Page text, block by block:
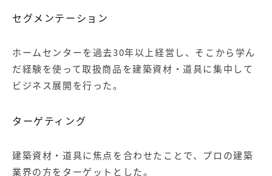
セグメンテーション
ホームセンターを過去30年以上経営し、そこから学ん
だ経験を使って取扱商品を建築資材・道具に集中して
ビジネス展開を行った。
ターゲティング
建築資材・道具に焦点を合わせたことで、プロの建築
業界の方をターゲットとした。